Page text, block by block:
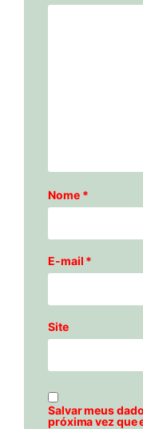
Nome *
E-mail *
Site
Salvar meus
próxima vez que